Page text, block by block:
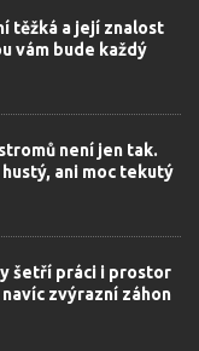
těžká a její znalost
vám bude každý
není jen tak.
ani moc tekutý
šetří práci i prostor
zvýrazní záhon